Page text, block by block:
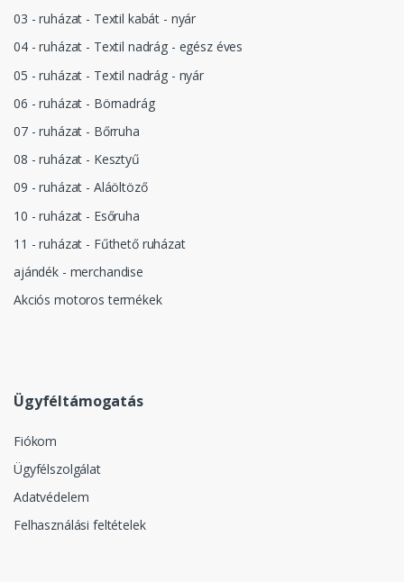
03 - ruházat - Textil kabát - nyár
04 - ruházat - Textil nadrág - egész éves
05 - ruházat - Textil nadrág - nyár
06 - ruházat - Börnadrág
07 - ruházat - Bőrruha
08 - ruházat - Kesztyű
09 - ruházat - Aláöltöző
10 - ruházat - Esőruha
11 - ruházat - Fűthető ruházat
ajándék - merchandise
Akciós motoros termékek
Ügyféltámogatás
Fiókom
Ügyfélszolgálat
Adatvédelem
Felhasználási feltételek